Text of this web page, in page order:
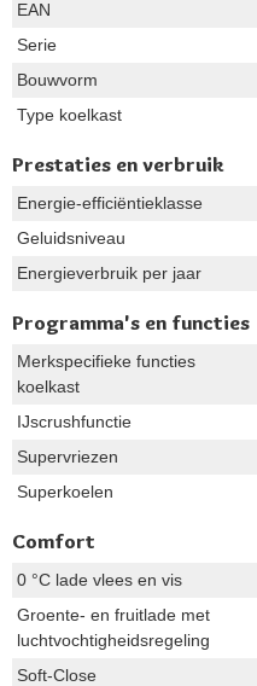
EAN
Serie
Bouwvorm
Type koelkast
Prestaties en verbruik
Energie-efficiëntieklasse
Geluidsniveau
Energieverbruik per jaar
Programma's en functies
Merkspecifieke functies
koelkast
IJscrushfunctie
Supervriezen
Superkoelen
Comfort
0 °C lade vlees en vis
Groente- en fruitlade met
luchtvochtigheidsregeling
Soft-Close